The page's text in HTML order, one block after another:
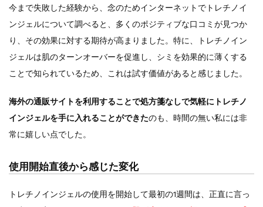
今まで失敗した経験から、念のためインターネットでトレチノイ
ンジェルについて調べると、多くのポジティブな口コミが見つか
り、その効果に対する期待が高まりました。特に、トレチノイン
ジェルは肌のターンオーバーを促進し、シミを効果的に薄くする
ことで知られているため、これは試す価値があると感じました。
海外の通販サイトを利用することで処方箋なしで気軽にトレチノ
インジェルを手に入れることができたのも、時間の無い私には非
常に嬉しい点でした。
使用開始直後から感じた変化
トレチノインジェルの使用を開始して最初の1週間は、正直に言っ